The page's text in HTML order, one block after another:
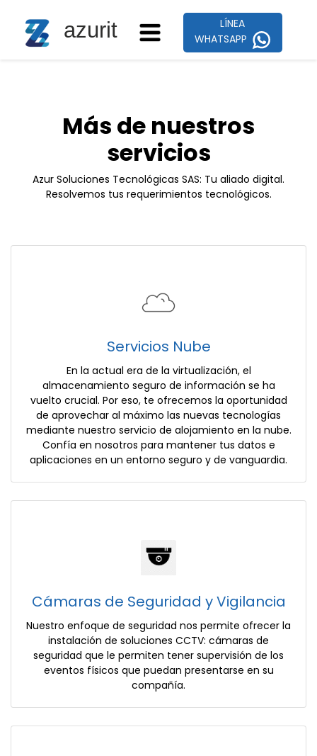
azurit
LÍNEA
WHATSAPP
Más de nuestros
servicios
Azur Soluciones Tecnológicas SAS: Tu aliado digital.
Resolvemos tus requerimientos tecnológicos.
Servicios Nube
En la actual era de la virtualización, el
almacenamiento seguro de información se ha
vuelto crucial. Por eso, te ofrecemos la oportunidad
de aprovechar al máximo las nuevas tecnologías
mediante nuestro servicio de alojamiento en la nube.
Confía en nosotros para mantener tus datos e
aplicaciones en un entorno seguro y de vanguardia.
Cámaras de Seguridad y Vigilancia
Nuestro enfoque de seguridad nos permite ofrecer la
instalación de soluciones CCTV: cámaras de
seguridad que le permiten tener supervisión de los
eventos físicos que puedan presentarse en su
compañía.